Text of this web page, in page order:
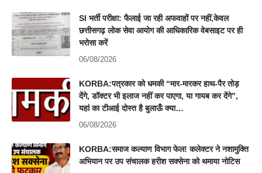
SI भर्ती परीक्षा: फैलाई जा रही अफवाहों पर नहीं,केवल
छत्तीसगढ़ लोक सेवा आयोग की आधिकारिक वेबसाइट पर ही
भरोसा करें
06/08/2026
KORBA:पत्रकार को धमकी “मार-मारकर हाथ-पैर तोड़
देंगे, डॉक्टर भी इलाज नहीं कर पाएगा, या गायब कर देंगे”,
यहां का टीआई दोस्त है बुलाऊँ क्या…
06/08/2026
KORBA:समाज कल्याण विभाग फेल! कलेक्टर ने नशामुक्ति
अभियान पर उप संचालक हरीश सक्सेना को थमाया नोटिस